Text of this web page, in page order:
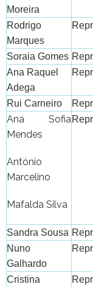
Moreira
Rodrigo
Marques
Soraia Gomes
Ana Raquel
Adega
Rui Carneiro
Ana Sofia
Mendes
António
Marcelino
Mafalda Silva
Sandra Sousa
Nuno
Galhardo
Cristina